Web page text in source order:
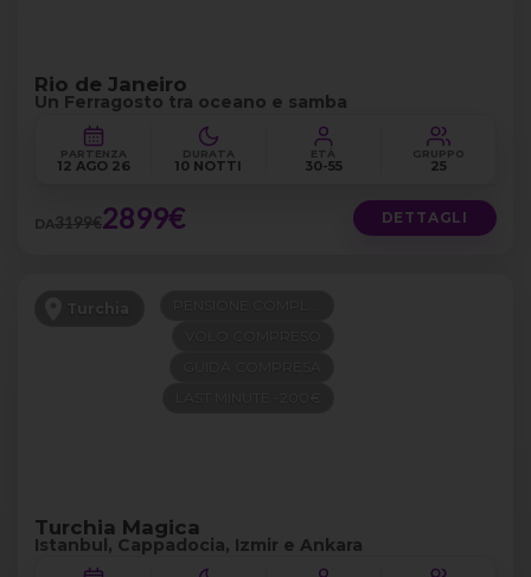
Rio de Janeiro
Un Ferragosto tra oceano e samba
PARTENZA
12 AGO 26
DURATA
10 NOTTI
ETÀ
30-55
GRUPPO
25
DA3199€2899€ DETTAGLI
Turchia
Turchia Magica
Istanbul, Cappadocia, Izmir e Ankara